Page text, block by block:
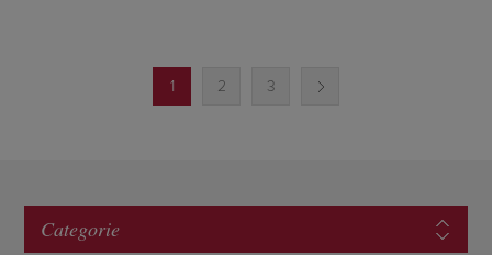
1 2 3
Categorie